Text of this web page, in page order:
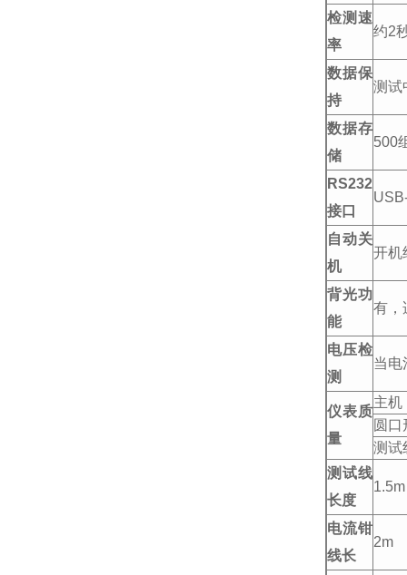
检测 速
率
约2
数据保
持
测试
数据存
储
500
RS232
接口
自动关
机
开机
背光功
能
有，
电压检
测
当电
仪表质
量
主机
圆口
测试
测试线
长度
1.5m
电流钳
线长
2m